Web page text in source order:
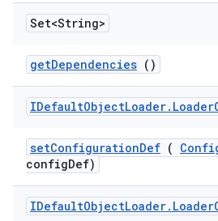
Set<String>
getDependencies ()
IDefaultObjectLoader. Loader
setConfigurationDef (
configDef)
IDefaultObjectLoader. Loader